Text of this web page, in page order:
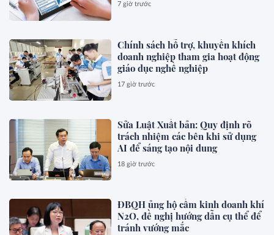
7 giờ trước
Chính sách hỗ trợ, khuyến khích
doanh nghiệp tham gia hoạt động
giáo dục nghề nghiệp
17 giờ trước
Sửa Luật Xuất bản: Quy định rõ
trách nhiệm các bên khi sử dụng
AI để sáng tạo nội dung
18 giờ trước
ĐBQH ủng hộ cấm kinh doanh khí
N2O, đề nghị hướng dẫn cụ thể để
tránh vướng mắc